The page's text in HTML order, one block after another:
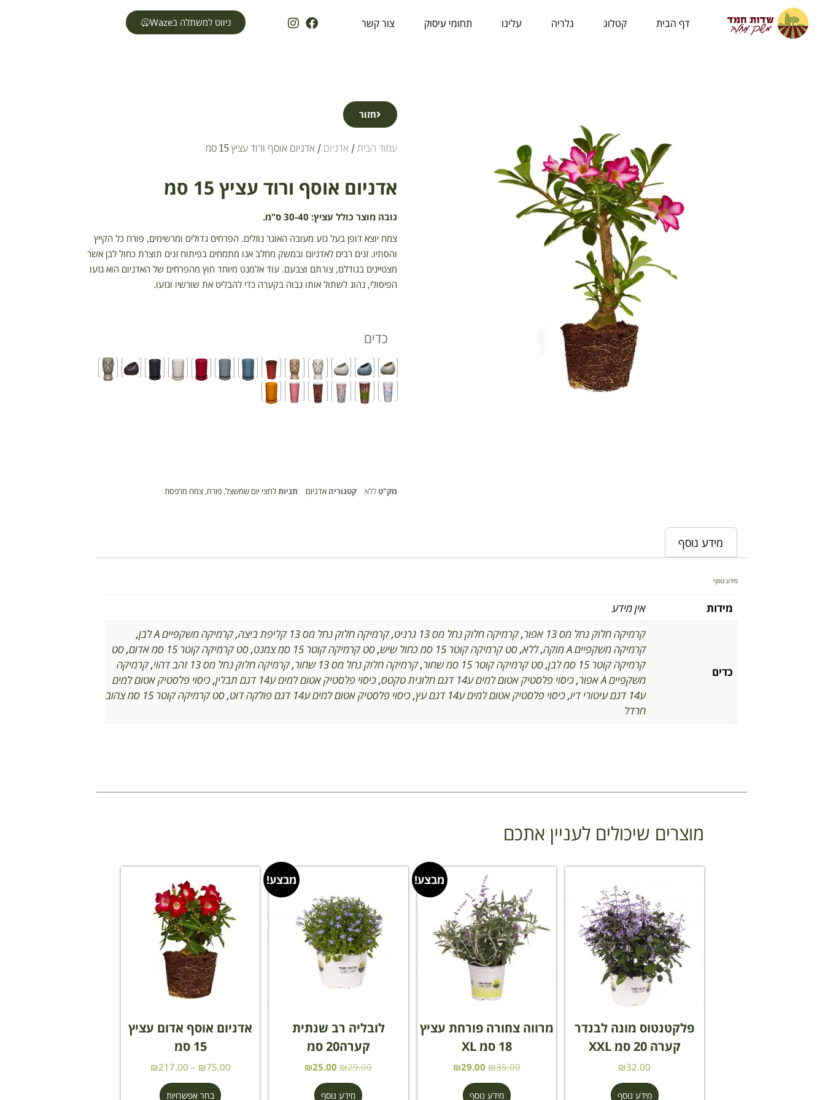
לתוכן
דף הבית קטלוג גלריה עלינו תחומי עיסוק צור קשר ניווט למשתלה בWaze
חזור
עמוד הבית / אדניום / אדניום אוסף ורוד עציץ 15 סמ
אדניום אוסף ורוד עציץ 15 סמ
גובה מוצר כולל עציץ: 30-40 ס"מ.
צמח יוצא דופן בעל גזע מעובה האוגר נוזלים. הפרחים גדולים ומרשימים, פורח כל הקייץ
והסתיו. זנים רבים לאדניום ובמשק מחלב אנו מתמחים בפיתוח זנים תוצרת כחול לבן אשר
מצטיינים בגודלם, צורתם וצבעם. עוד אלמנט מיוחד חוץ מהפרחים של האדניום הוא גזעו
הפיסולי, נהוג לשתול אותו גבוה בקערה כדי להבליט את שורשיו וגזעו.
כדים
מק"ט ללא קטגוריה אדניום תגיותלחצי יום שמשצל, פורח, צמח מרפסת
מידע נוסף
מידע נוסף
מידות אין מידע
כדים
קרמיקה חלוק נחל מס 13 אפור ,קרמיקה חלוק נחל מס 13 גרניט ,קרמיקה חלוק נחל מס 13 קליפת ביצה ,קרמיקה משקפיים A לבן
,
קרמיקה משקפיים A מוקה
,ללא,סט קרמיקה קוטר 15 סמ כחול שיש ,סט קרמיקה קוטר 15 סמ צמנט ,סט קרמיקה קוטר 15 סמ אדום ,סט
קרמיקה קוטר 15 סמ לבן
,סט קרמיקה קוטר 15 סמ שחור ,קרמיקה חלוק נחל מס 13 שחור ,קרמיקה חלוק נחל מס 13 זהב דהוי ,קרמיקה
משקפיים A אפור
,כיסוי פלסטיק אטום למים ע14 דגם חלונית טקטס ,כיסוי פלסטיק אטום למים ע14 דגם תבלין ,כיסוי פלסטיק אטום למים
ע14 דגם עיטורי דיו
,כיסוי פלסטיק אטום למים ע14 דגם עץ ,כיסוי פלסטיק אטום למים ע14 דגם פולקה דוט ,
סט קרמיקה קוטר 15 סמ צהוב
חרדל
מוצרים שיכולים לעניין אתכם
פלקטנטוס מונה לבנדר
קערה 20 סמ XXL
₪32.00
מידע נוסף
מבצע!
מרווה צחורה פורחת עציץ
18 סמ XL
₪35.00
₪29.00
מידע נוסף
מבצע!
לובליה רב שנתית
קערה20 סמ
₪29.00
₪25.00
מידע נוסף
אדניום אוסף אדום עציץ
15 סמ
₪75.00
–
₪217.00
בחר אפשרויות